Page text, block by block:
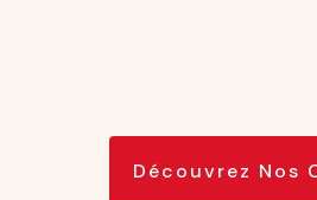
Découvrez Nos